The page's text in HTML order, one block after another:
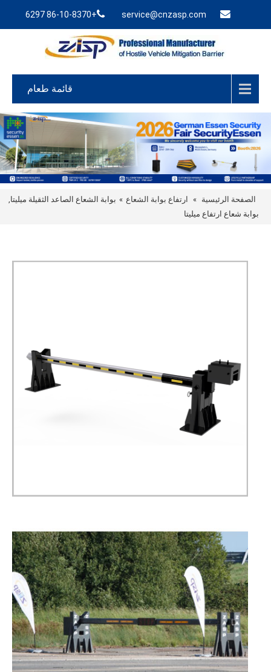
service@cnzasp.com
+86-10-8370 6297
قائمة طعام
الصفحة الرئيسية » ارتفاع بوابة الشعاع » بوابة الشعاع الصاعد الثقيلة ميليتا,
بوابة شعاع ارتفاع ميليتا